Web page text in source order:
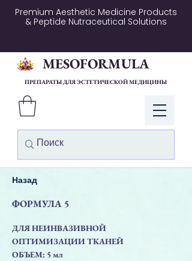
Premium Aesthetic Medicine Products
& Peptide Nutraceutical Solutions
Войти
MESOFORMULA
ПРЕПАРАТЫ ДЛЯ ЭСТЕТИЧЕСКОЙ МЕДИЦИНЫ
Назад
ФОРМУЛА 5
ДЛЯ НЕИНВАЗИВНОЙ
ОПТИМИЗАЦИИ ТКАНЕЙ
ОБЪЕМ: 5 мл